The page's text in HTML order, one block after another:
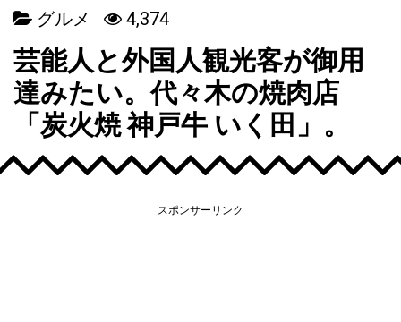
グルメ 4,374
芸能人と外国人観光客が御用
達みたい。代々木の焼肉店
「炭火焼 神戸牛 いく田」。
スポンサーリンク